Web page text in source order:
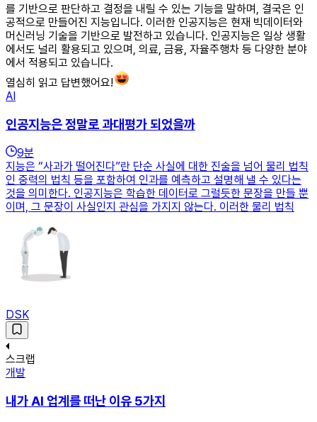
를 기반으로 판단하고 결정을 내릴 수 있는 기능을 말하며, 결국은 인
공적으로 만들어진 지능입니다. 이러한 인공지능은 현재 빅데이터와
머신러닝 기술을 기반으로 발전하고 있습니다. 인공지능은 일상 생활
에서도 널리 활용되고 있으며, 의료, 금융, 자율주행차 등 다양한 분야
에서 적용되고 있습니다.
열심히 읽고 답변했어요!
AI
인공지능은 정말로 과대평가 되었을까
9분
지능은 “사과가 떨어진다”란 단순 사실에 대한 진술을 넘어 물리 법칙
인 중력의 법칙 등을 포함하여 인과를 예측하고 설명해 낼 수 있다는
것을 의미한다. 인공지능은 학습한 데이터로 그럴듯한 문장을 만들 뿐
이며, 그 문장이 사실인지 관심을 가지지 않는다. 이러한 물리 법칙
DSK
스크랩
개발
내가 AI 업계를 떠난 이유 5가지